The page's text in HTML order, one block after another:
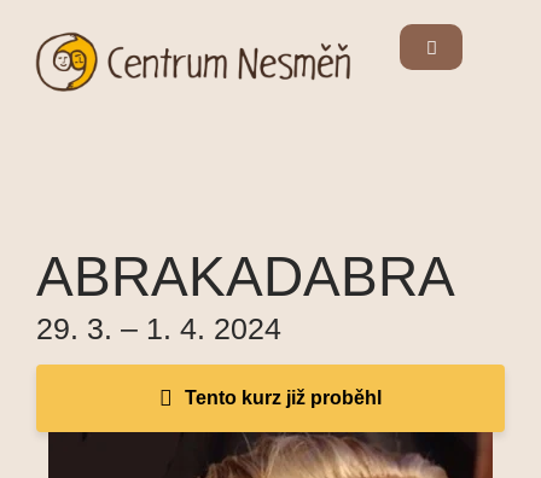
ABRAKADABRA
29. 3. – 1. 4. 2024
Tento kurz již proběhl